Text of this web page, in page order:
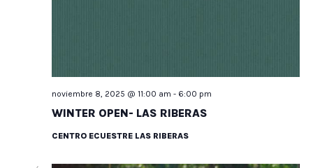
WINTER OPEN- LAS RIBERAS
noviembre 8, 2025 @ 11:00 am - 6:00 pm
CENTRO ECUESTRE LAS RIBERAS